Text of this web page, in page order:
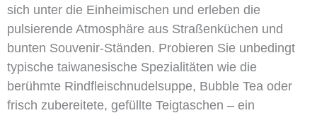
sich unter die Einheimischen und erleben die
pulsierende Atmosphäre aus Straßenküchen und
bunten Souvenir-Ständen. Probieren Sie unbedingt
typische taiwanesische Spezialitäten wie die
berühmte Rindfleischnudelsuppe, Bubble Tea oder
frisch zubereitete, gefüllte Teigtaschen – ein